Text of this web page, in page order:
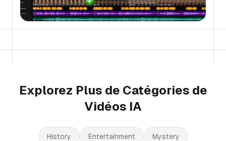
Explorez Plus de Catégories de
Vidéos IA
History Entertainment Mystery